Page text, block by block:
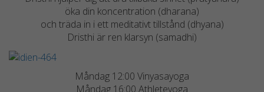
öka din koncentration (dharana)
och träda in i ett meditativt tillstånd (dhyana)
Dristhi är ren klarsyn (samadhi)
Måndag 12:00 Vinyasayoga
Måndag 16:00 Athleteyoga
och
uppbyggnad,
baserat på
används.